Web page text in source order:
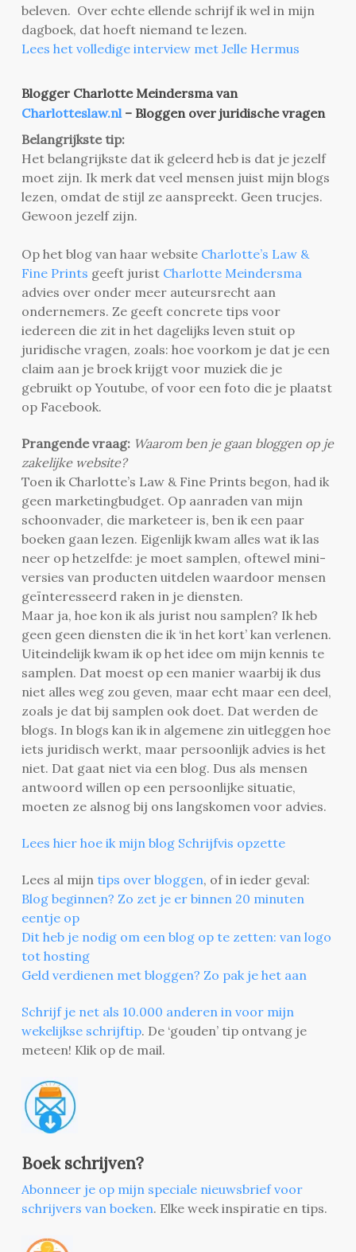
beleven. Over echte ellende schrijf ik wel in mijn
dagboek, dat hoeft niemand te lezen.
Lees het volledige interview met Jelle Hermus
Blogger Charlotte Meindersma van
Charlotteslaw.nl– Bloggen over juridische vragen
Belangrijkste tip:
Het belangrijkste dat ik geleerd heb is dat je jezelf
moet zijn. Ik merk dat veel mensen juist mijn blogs
lezen, omdat de stijl ze aanspreekt. Geen trucjes.
Gewoon jezelf zijn.
Op het blog van haar website Charlotte’s Law &
Fine Prints geeft jurist Charlotte Meindersma
advies over onder meer auteursrecht aan
ondernemers. Ze geeft concrete tips voor
iedereen die zit in het dagelijks leven stuit op
juridische vragen, zoals: hoe voorkom je dat je een
claim aan je broek krijgt voor muziek die je
gebruikt op Youtube, of voor een foto die je plaatst
op Facebook.
Prangende vraag: Waarom ben je gaan bloggen op je
zakelijke website?
Toen ik Charlotte’s Law & Fine Prints begon, had ik
geen marketingbudget. Op aanraden van mijn
schoonvader, die marketeer is, ben ik een paar
boeken gaan lezen. Eigenlijk kwam alles wat ik las
neer op hetzelfde: je moet samplen, oftewel mini-
versies van producten uitdelen waardoor mensen
geïnteresseerd raken in je diensten.
Maar ja, hoe kon ik als jurist nou samplen? Ik heb
geen geen diensten die ik ‘in het kort’ kan verlenen.
Uiteindelijk kwam ik op het idee om mijn kennis te
samplen. Dat moest op een manier waarbij ik dus
niet alles weg zou geven, maar echt maar een deel,
zoals je dat bij samplen ook doet. Dat werden de
blogs. In blogs kan ik in algemene zin uitleggen hoe
iets juridisch werkt, maar persoonlijk advies is het
niet. Dat gaat niet via een blog. Dus als mensen
antwoord willen op een persoonlijke situatie,
moeten ze alsnog bij ons langskomen voor advies.
Lees hier hoe ik mijn blog Schrijfvis opzette
Lees al mijn tips over bloggen, of in ieder geval:
Blog beginnen? Zo zet je er binnen 20 minuten
eentje op
Dit heb je nodig om een blog op te zetten: van logo
tot hosting
Geld verdienen met bloggen? Zo pak je het aan
Schrijf je net als 10.000 anderen in voor mijn
wekelijkse schrijftip. De ‘gouden’ tip ontvang je
meteen! Klik op de mail.
Boek schrijven?
Abonneer je op mijn speciale nieuwsbrief voor
schrijvers van boeken. Elke week inspiratie en tips.